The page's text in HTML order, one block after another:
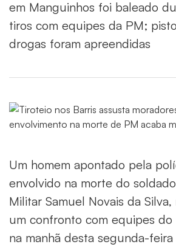
em Manguinhos foi baleado
tiros com equipes da PM;
drogas foram apreendidas
Um homem apontado pela
envolvido na morte do
Militar Samuel Novais da
um confronto com equipes do
na manhã desta segunda-feira